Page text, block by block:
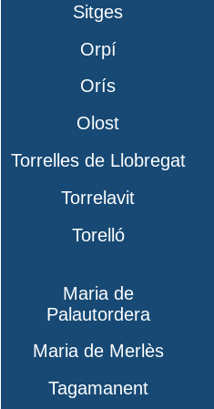
Sitges
Orpí
Orís
Olost
Torrelles de Llobregat
Torrelavit
Torelló
Maria de
Palautordera
Maria de Merlès
Tagamanent